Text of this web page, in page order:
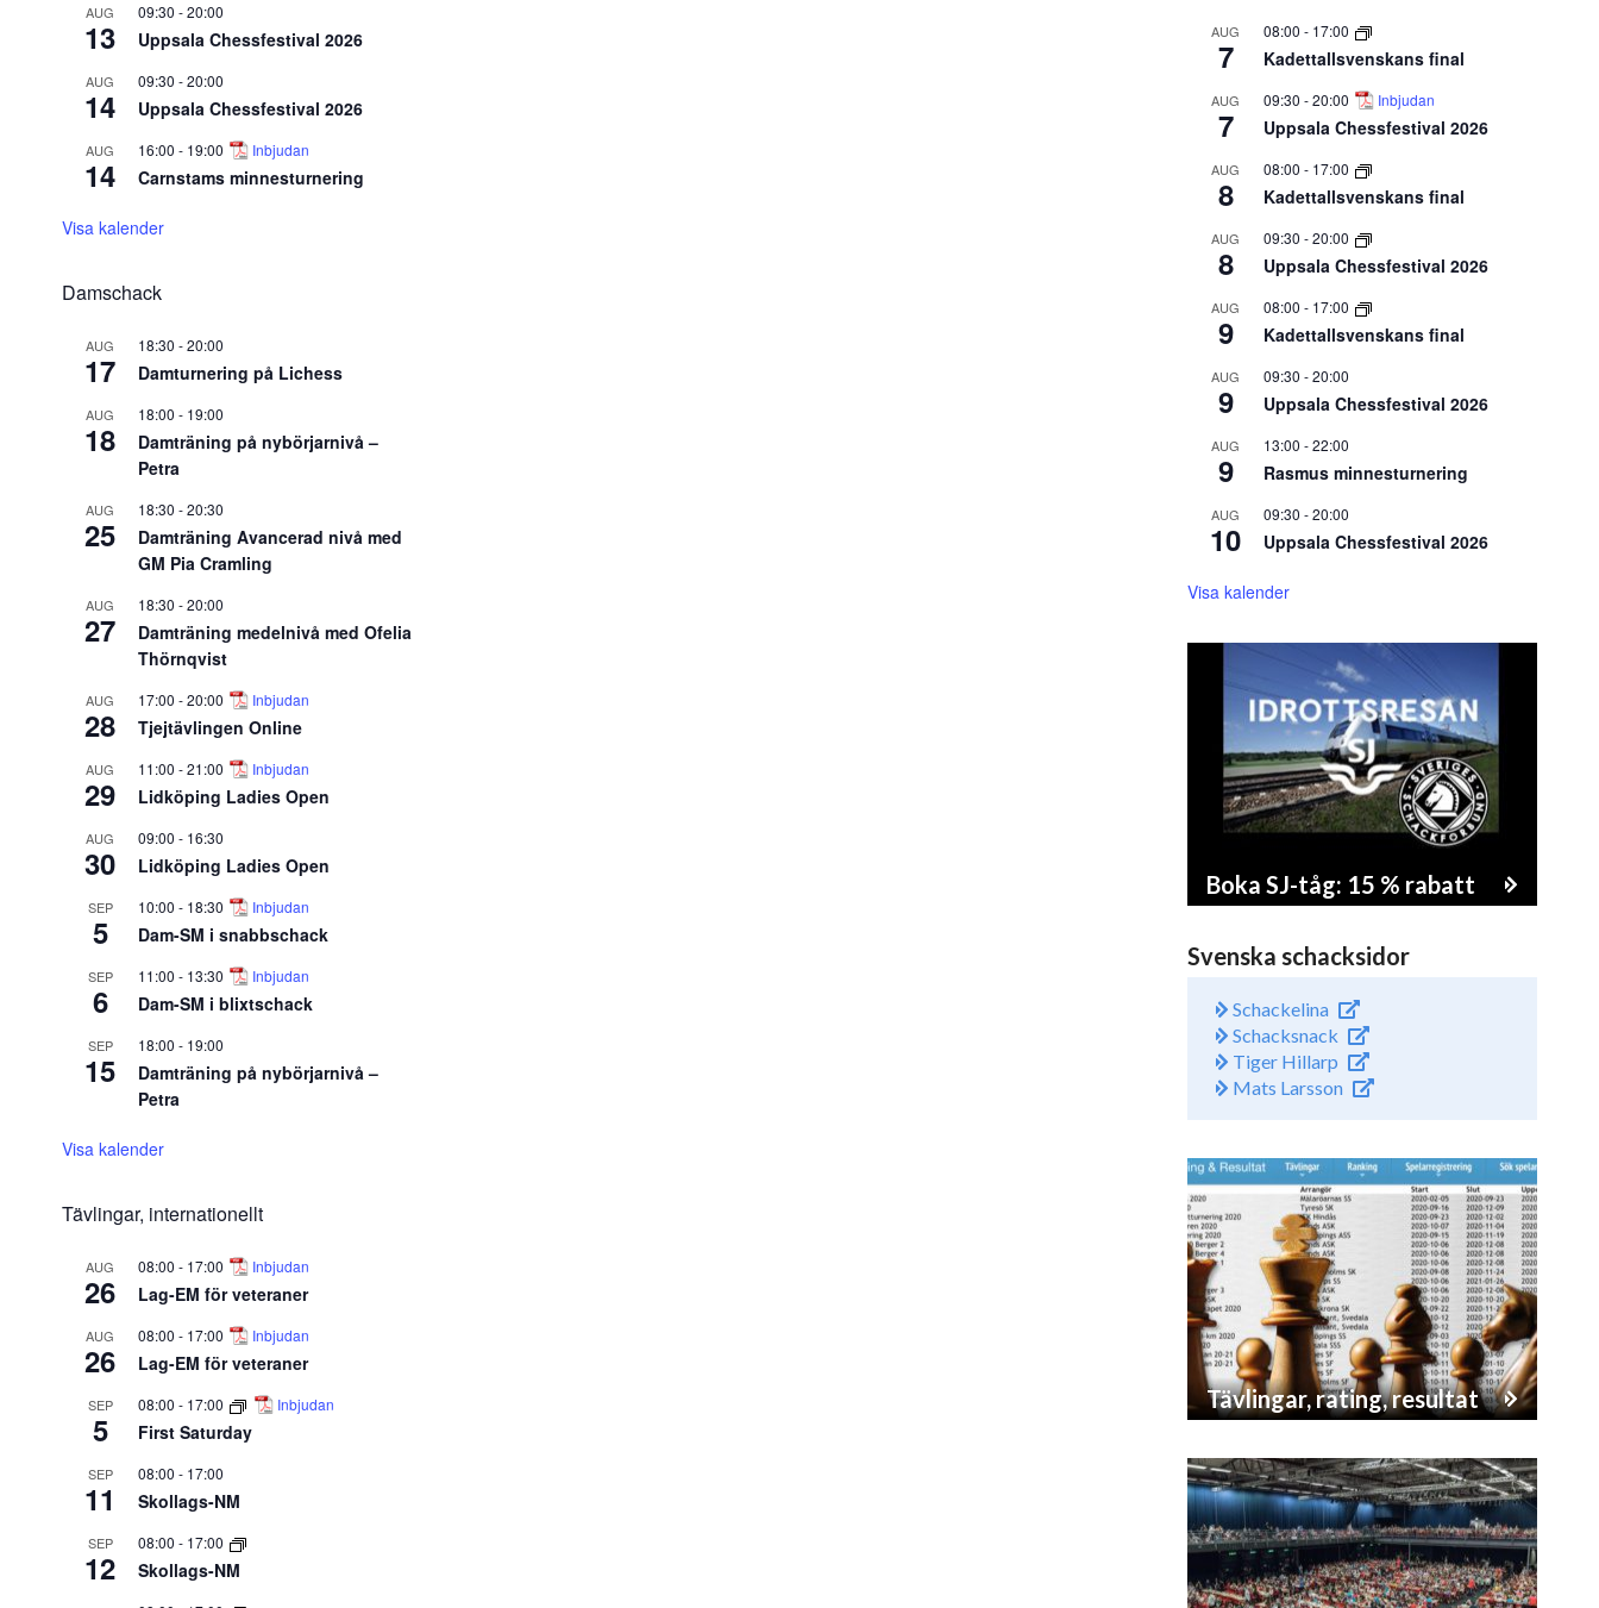
AUG
13
09:30 -20:00
Uppsala Chessfestival 2026
AUG
14
09:30 -20:00
Uppsala Chessfestival 2026
AUG
14
16:00 - 19:00 Inbjudan
Carnstams minnesturnering
Visa kalender
Damschack
AUG
17
18:30 -20:00
Damturnering på Lichess
AUG
18
18:00 - 19:00
Damträning på nybörjarnivå –
Petra
AUG
25
18:30 -20:30
Damträning Avancerad nivå med
GM Pia Cramling
AUG
27
18:30 -20:00
Damträning medelnivå med Ofelia
Thörnqvist
AUG
28
17:00 -20:00 Inbjudan
Tjejtävlingen Online
AUG
29
11:00 -21:00 Inbjudan
Lidköping Ladies Open
AUG
30
09:00 - 16:30
Lidköping Ladies Open
SEP
5
10:00 - 18:30 Inbjudan
Dam-SM i snabbschack
SEP
6
11:00 - 13:30 Inbjudan
Dam-SM i blixtschack
SEP
15
18:00 - 19:00
Damträning på nybörjarnivå –
Petra
Visa kalender
Tävlingar, internationellt
AUG
26
08:00 - 17:00 Inbjudan
Lag-EM för veteraner
AUG
26
08:00 - 17:00 Inbjudan
Lag-EM för veteraner
SEP
5
08:00 - 17:00 Inbjudan
First Saturday
SEP
11
08:00 - 17:00
Skollags-NM
SEP
12
08:00 - 17:00
Skollags-NM
AUG
7
08:00 - 17:00
Kadettallsvenskans final
AUG
7
09:30 -20:00 Inbjudan
Uppsala Chessfestival 2026
AUG
8
08:00 - 17:00
Kadettallsvenskans final
AUG
8
09:30 -20:00
Uppsala Chessfestival 2026
AUG
9
08:00 - 17:00
Kadettallsvenskans final
AUG
9
09:30 -20:00
Uppsala Chessfestival 2026
AUG
9
13:00 -22:00
Rasmus minnesturnering
AUG
10
09:30 -20:00
Uppsala Chessfestival 2026
Visa kalender
Boka SJ-tåg: 15 % rabatt
Svenska schacksidor
Schackelina
Schacksnack
Tiger Hillarp
Mats Larsson
Tävlingar, rating, resultat